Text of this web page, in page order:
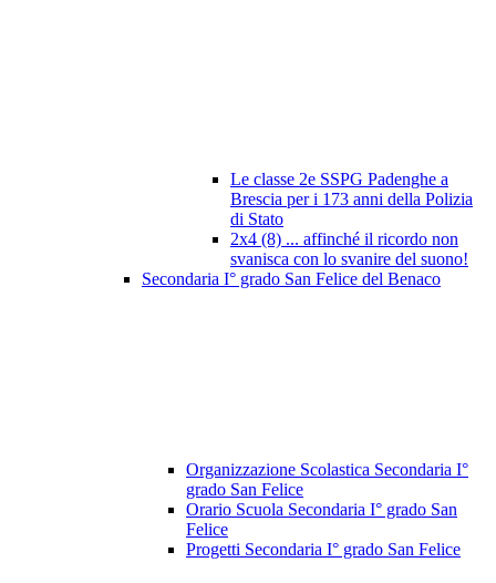
Le classe 2e SSPG Padenghe a
Brescia per i 173 anni della Polizia
di Stato
2x4 (8) ... affinché il ricordo non
svanisca con lo svanire del suono!
Secondaria I° grado San Felice del Benaco
Organizzazione Scolastica Secondaria I°
grado San Felice
Orario Scuola Secondaria I° grado San
Felice
Progetti Secondaria I° grado San Felice